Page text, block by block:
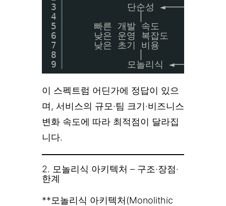
3
4
5
6
7
8
9
단순성
빠른 개발 속도
낮은 운영 복잡도
낮은 초기 비용
모놀리식 ◄── 스펙트
이 스펙트럼 어딘가에 정답이 있으
며, 서비스의 규모·팀 크기·비즈니스
변화 속도에 따라 최적점이 달라집
니다.
2. 모놀리식 아키텍처 – 구조·장점·
한계
**모놀리식 아키텍처(Monolithic